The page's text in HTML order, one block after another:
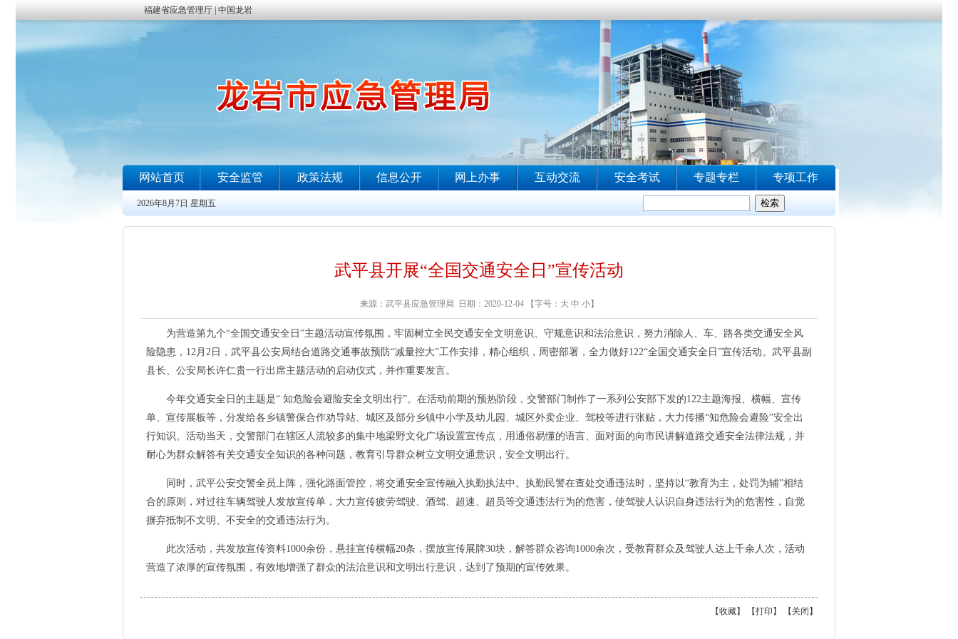
武平县开展“全国交通安全日”宣传活动
来源：武平县应急管理局 日期：2020-12-04 【字号： 大 中 小】
为营造第九个“全国交通安全日”主题活动宣传氛围，牢固树立全民交通安全文明意识、守规意识和法治意识，努力消除人、车、路各类交通安全风
险隐患，12月2日，武平县公安局结合道路交通事故预防“减量控大”工作安排，精心组织，周密部署，全力做好122“全国交通安全日”宣传活动。武平县副
县长、公安局长许仁贵一行出席主题活动的启动仪式，并作重要发言。
今年交通安全日的主题是“ 知危险会避险安全文明出行”。在活动前期的预热阶段，交警部门制作了一系列公安部下发的122主题海报、横幅、宣传
单、宣传展板等，分发给各乡镇警保合作劝导站、城区及部分乡镇中小学及幼儿园、城区外卖企业、驾校等进行张贴，大力传播“知危险会避险”安全出
行知识。活动当天，交警部门在辖区人流较多的集中地梁野文化广场设置宣传点，用通俗易懂的语言、面对面的向市民讲解道路交通安全法律法规，并
耐心为群众解答有关交通安全知识的各种问题，教育引导群众树立文明交通意识，安全文明出行。
同时，武平公安交警全员上阵，强化路面管控，将交通安全宣传融入执勤执法中。执勤民警在查处交通违法时，坚持以“教育为主，处罚为辅”相结
合的原则，对过往车辆驾驶人发放宣传单，大力宣传疲劳驾驶、酒驾、超速、超员等交通违法行为的危害，使驾驶人认识自身违法行为的危害性，自觉
摒弃抵制不文明、不安全的交通违法行为。
此次活动，共发放宣传资料1000余份，悬挂宣传横幅20条，摆放宣传展牌30块，解答群众咨询1000余次，受教育群众及驾驶人达上千余人次，活动
营造了浓厚的宣传氛围，有效地增强了群众的法治意识和文明出行意识，达到了预期的宣传效果。
【收藏】 【打印 】 【 关闭 】